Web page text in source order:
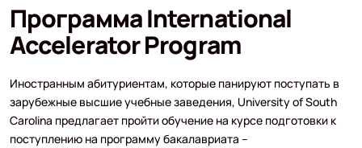
Программа International
Accelerator Program
Иностранным абитуриентам, которые панируют поступать в
зарубежные высшие учебные заведения, University of South
Carolina предлагает пройти обучение на курсе подготовки к
поступлению на программу бакалавриата –